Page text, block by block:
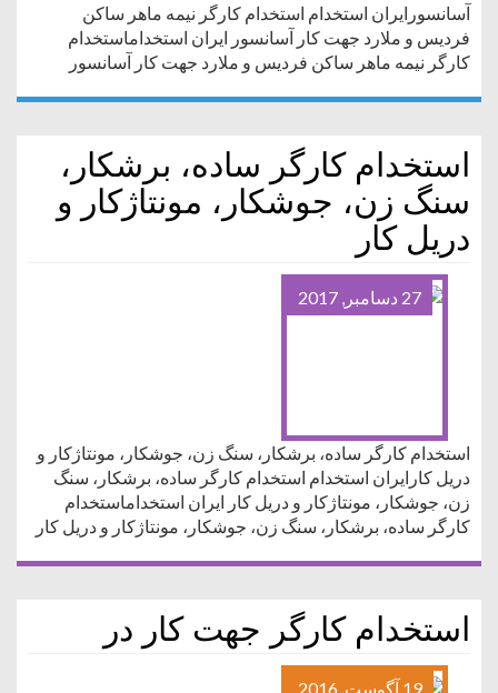
آسانسورایران استخدام استخدام کارگر نیمه ماهر ساکن
فردیس و ملارد جهت کار آسانسور ایران استخداماستخدام
کارگر نیمه ماهر ساکن فردیس و ملارد جهت کار آسانسور
استخدام کارگر ساده، برشکار،
سنگ زن، جوشکار، مونتاژکار و
دریل کار
27 دسامبر, 2017
استخدام کارگر ساده، برشکار، سنگ زن، جوشکار، مونتاژکار و
دریل کارایران استخدام استخدام کارگر ساده، برشکار، سنگ
زن، جوشکار، مونتاژکار و دریل کار ایران استخداماستخدام
کارگر ساده، برشکار، سنگ زن، جوشکار، مونتاژکار و دریل کار
استخدام کارگر جهت کار در
19 آگوست, 2016